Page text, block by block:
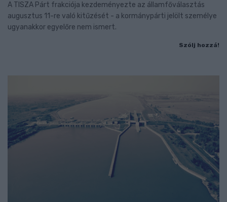
A TISZA Párt frakciója kezdeményezte az államfőválasztás
augusztus 11-re való kitűzését - a kormánypárti jelölt személye
ugyanakkor egyelőre nem ismert.
Szólj hozzá!